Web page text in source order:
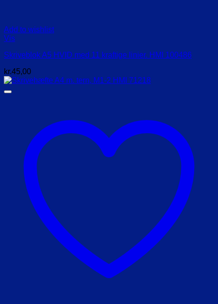
Add to wishlist
Vis
Skriveblok A5 HVID med 11 kraftige linier. HMI 100486
kr.45,00